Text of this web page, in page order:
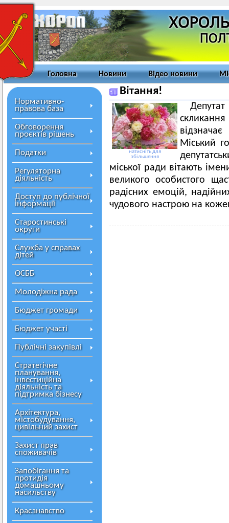
Головна Новини Відео новини
Нормативно-
правова база
Обговорення
проєктів рішень
Податки
Регуляторна
діяльність
Доступ до публічної
інформації
Старостинські
округи
Служба у справах
дітей
ОСББ
Молодіжна рада
Бюджет громади
Бюджет участі
Публічні закупівлі
Стратегічне
планування,
інвестиційна
діяльність та
підтримка бізнесу
Архітектура,
містобудування,
цивільний захист
Захист прав
споживачів
Запобігання та
протидія
домашньому
насильству
Краєзнавство
Вітання!
натисніть для
збільшення
скликання
Міський
міської ради вітають
великого особистого
радісних емоцій,
чудового настрою на